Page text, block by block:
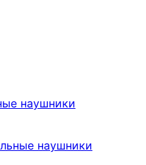
наушники
наушники